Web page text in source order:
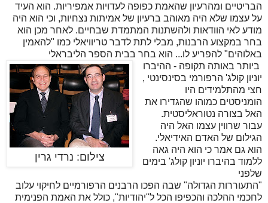
הבריטיים ומהרעיון שהאמת כפופה לעדויות אמפיריות. הוא העיד
על עצמו שלא היה מאוהב ברעיון של אמיתות נצחיות, וכי הוא היה
מודע לאי הוודאות ולהשתנות המתמדת שבחיים. לאחר מכן הוא
בחר במקצוע הרבנות, מבלי לתת לדבר טריוויאלי כמו "להאמין
באלוהים" להפריע לו... הוא בחר בבית הספר הליבראלי
צילום: נרדי גרין
ביותר באותה תקופה - ההיברו
יוניון קולג' הרפורמי בסינסינטי ,
חצי מהתלמידים היו
הומניסטים כמוהו שהגדירו את
האל בצורה נטוראליסטית.
עבור שרווין עצמו האל היה
הגילום של האדם האידיאלי.
הוא גם אמר כי הוא היה גאה
ללמוד בהיברו יוניון קולג' בימים
שלפני
"התעוררות הגדולה" שבה הפכו הרבנים הרפורמיים לחיקוי עלוב
לחכמי ההלכה והכפיפו הכל ל"יהודיות", כולל את האמת הפנימית